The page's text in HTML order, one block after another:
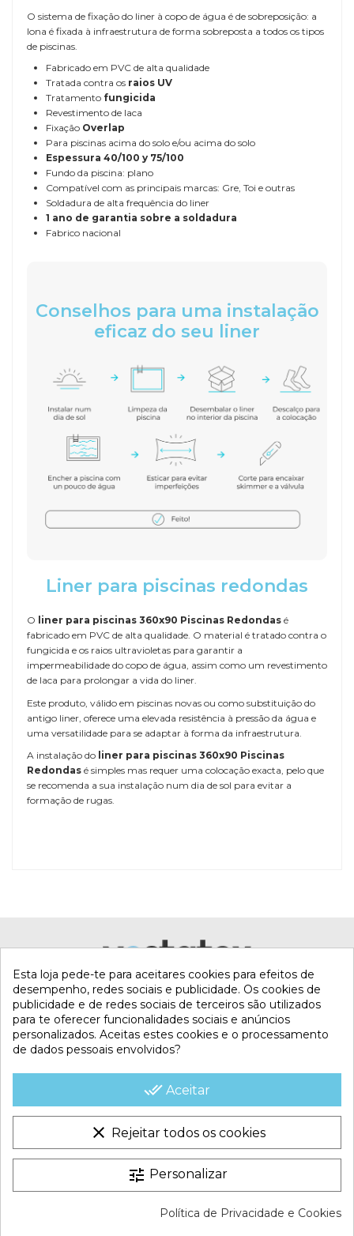
O sistema de fixação do liner à copo de água é de sobreposição: a
lona é fixada à infraestrutura de forma sobreposta a todos os tipos
de piscinas.
Fabricado em PVC de alta qualidade
Tratada contra os raios UV
Tratamento fungicida
Revestimento de laca
Fixação Overlap
Para piscinas acima do solo e/ou acima do solo
Espessura 40/100 y 75/100
Fundo da piscina: plano
Compatível com as principais marcas: Gre, Toi e outras
Soldadura de alta frequência do liner
1 ano de garantia sobre a soldadura
Fabrico nacional
Conselhos para uma instalação
eficaz do seu liner
Liner para piscinas redondas
O liner para piscinas 360x90 Piscinas Redondas é
fabricado em PVC de alta qualidade. O material é tratado contra o
fungicida e os raios ultravioletas para garantir a
impermeabilidade do copo de água, assim como um revestimento
de laca para prolongar a vida do liner.
Este produto, válido em piscinas novas ou como substituição do
antigo liner, oferece uma elevada resistência à pressão da água e
uma versatilidade para se adaptar à forma da infraestrutura.
A instalação do liner para piscinas 360x90 Piscinas
Redondas é simples mas requer uma colocação exacta, pelo que
se recomenda a sua instalação num dia de sol para evitar a
formação de rugas.
CONTACTA CON NOSOTROS
CONDICIONES COMERCIALES
Aviso legal | Termos e Condições |
Esta loja pede-te para aceitares cookies para efeitos de
desempenho, redes sociais e publicidade. Os cookies de
publicidade e de redes sociais de terceiros são utilizados
para te oferecer funcionalidades sociais e anúncios
personalizados. Aceitas estes cookies e o processamento
de dados pessoais envolvidos?
done_all Aceitar
clear Rejeitar todos os cookies
tune Personalizar
Política de Privacidade e Cookies